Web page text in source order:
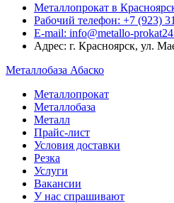
Металлопрокат в
Рабочий телефон: +7 (923)
E-mail: info@metallo-
Адрес: г. Красноярск, ул.
Металлобаза Абаско
Металлопрокат
Металлобаза
Металл
Прайс-лист
Условия доставки
Резка
Услуги
Вакансии
У нас спрашивают